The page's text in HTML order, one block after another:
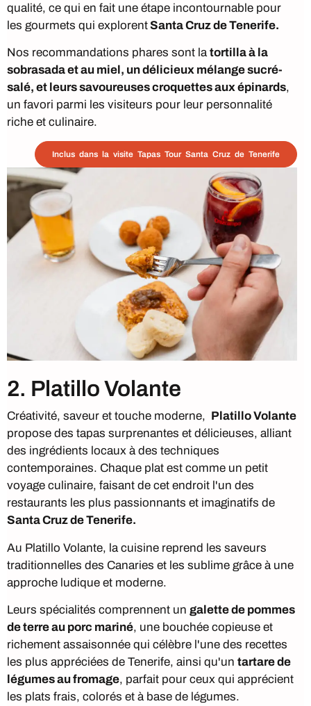
qualité, ce qui en fait une étape incontournable pour
les gourmets qui explorentSanta Cruz de Tenerife.
Nos recommandations phares sont latortilla à la
sobrasada et au miel, un délicieux mélange sucré-
salé, et leurs savoureuses croquettes aux épinards,
un favori parmi les visiteurs pour leur personnalité
riche et culinaire.
Inclus dans la visite Tapas Tour Santa Cruz de Tenerife
2. Platillo Volante
Créativité, saveur et touche moderne, Platillo Volante
propose des tapas surprenantes et délicieuses, alliant
des ingrédients locaux à des techniques
contemporaines. Chaque plat est comme un petit
voyage culinaire, faisant de cet endroit l'un des
restaurants les plus passionnants et imaginatifs de
Santa Cruz de Tenerife.
Au Platillo Volante, la cuisine reprend les saveurs
traditionnelles des Canaries et les sublime grâce à une
approche ludique et moderne.
Leurs spécialités comprennent un galette de pommes
de terre au porc mariné, une bouchée copieuse et
richement assaisonnée qui célèbre l'une des recettes
les plus appréciées de Tenerife, ainsi qu'un tartare de
légumes au fromage, parfait pour ceux qui apprécient
les plats frais, colorés et à base de légumes.